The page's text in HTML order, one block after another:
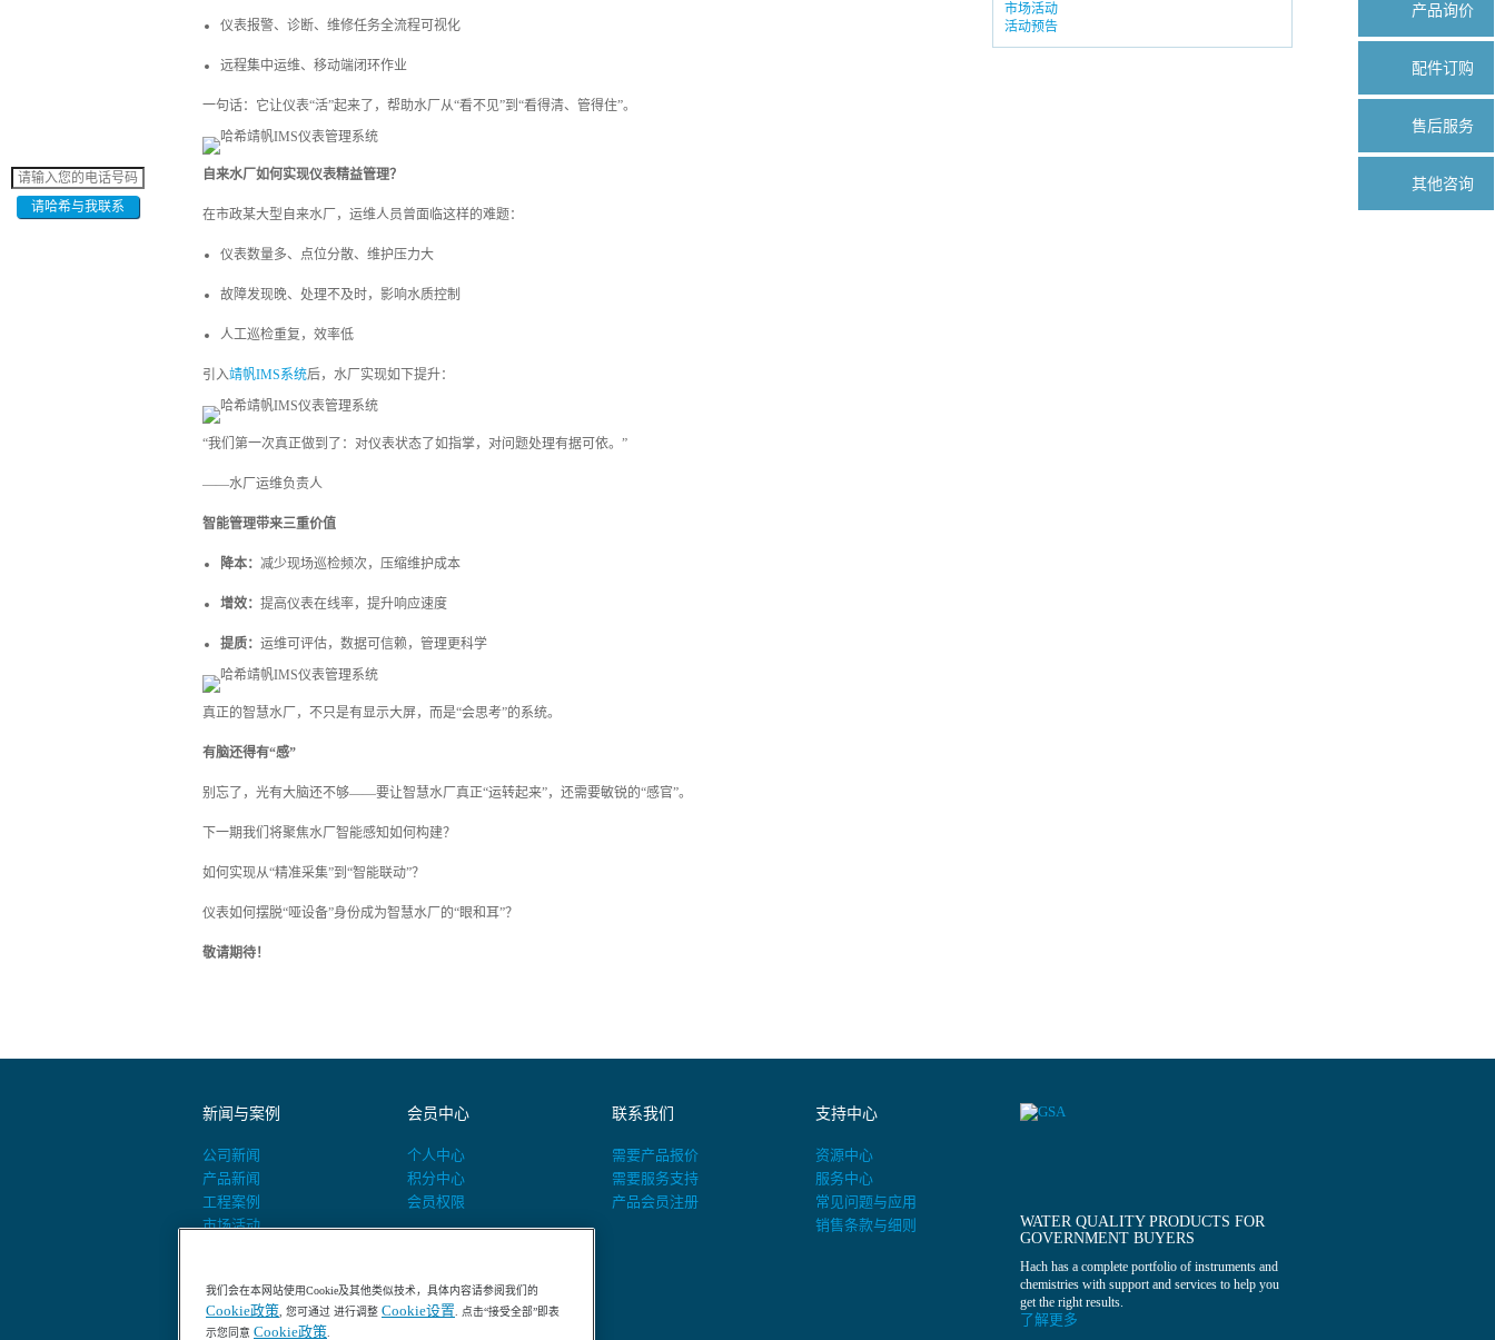
仪表报警、诊断、维修任务全流程可视化
远程集中运维、移动端闭环作业
一句话：它让仪表“活”起来了，帮助水厂从“看不见”到“看得清、管得住”。
自来水厂如何实现仪表精益管理？
在市政某大型自来水厂，运维人员曾面临这样的难题：
仪表数量多、点位分散、维护压力大
故障发现晚、处理不及时，影响水质控制
人工巡检重复，效率低
引入靖帆IMS系统后，水厂实现如下提升：
“我们第一次真正做到了：对仪表状态了如指掌，对问题处理有据可依。”
——水厂运维负责人
智能管理带来三重价值
降本： 减少现场巡检频次，压缩维护成本
增效： 提高仪表在线率，提升响应速度
提质： 运维可评估，数据可信赖，管理更科学
真正的智慧水厂，不只是有显示大屏，而是“会思考”的系统。
有脑还得有“感”
别忘了，光有大脑还不够——要让智慧水厂真正“运转起来”，还需要敏锐的“感官”。
下一期我们将聚焦水厂智能感知如何构建？
如何实现从“精准采集”到“智能联动”？
仪表如何摆脱“哑设备”身份成为智慧水厂的“眼和耳”？
敬请期待！
市场活动
活动预告
新闻与案例
公司新闻
产品新闻
工程案例
市场活动
会员中心
个人中心
积分中心
会员权限
联系我们
需要产品报价
需要服务支持
产品会员注册
支持中心
资源中心
服务中心
常见问题与应用
销售条款与细则
WATER QUALITY PRODUCTS FOR
GOVERNMENT BUYERS
Hach has a complete portfolio of instruments and
chemistries with support and services to help you
get the right results.
了解更多
请哈希与我联系
我们会在本网站使用Cookie及其他类似技术，具体内容请参阅我们的
Cookie政策, 您可通过 进行调整 Cookie设置. 点击“接受全部”即表
示您同意 Cookie政策.
产品询价
配件订购
售后服务
其他咨询